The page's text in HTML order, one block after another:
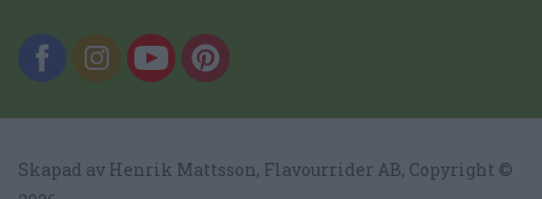
Skapad av Henrik Mattsson, Flavourrider AB, Copyright ©